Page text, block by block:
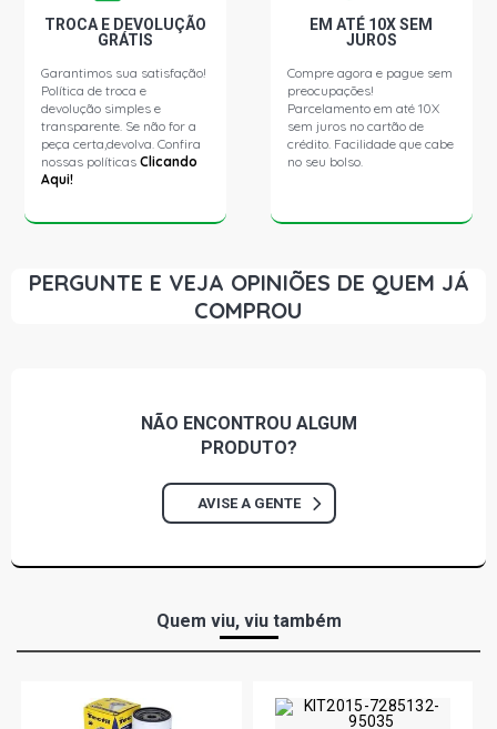
TROCA E DEVOLUÇÃO
GRÁTIS
Garantimos sua satisfação!
Política de troca e
devolução simples e
transparente. Se não for a
peça certa,devolva. Confira
nossas políticasClicando
Aqui!
EM ATÉ 10X SEM
JUROS
Compre agora e pague sem
preocupações!
Parcelamento em até 10X
sem juros no cartão de
crédito. Facilidade que cabe
no seu bolso.
PERGUNTE E VEJA OPINIÕES DE QUEM JÁ
COMPROU
NÃO ENCONTROU ALGUM
PRODUTO?
AVISE A GENTE
Quem viu, viu também